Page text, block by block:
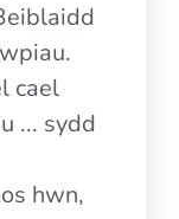
cael
... sydd
hwn,